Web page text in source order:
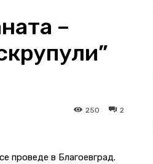
–
2
250
проведе в Благоевград.